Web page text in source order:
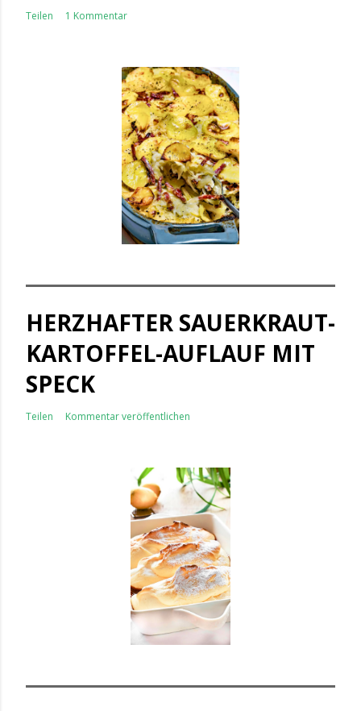
Teilen 1 Kommentar
HERZHAFTER SAUERKRAUT-
KARTOFFEL-AUFLAUF MIT
SPECK
Teilen Kommentar veröffentlichen